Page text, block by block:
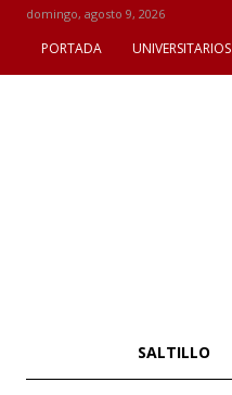
domingo, agosto 9, 2026
PORTADA UNIVERSITARIOS
SALTILLO